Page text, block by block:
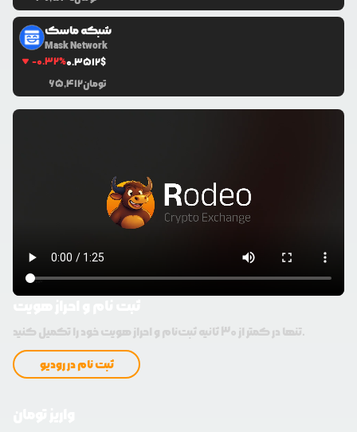
شبکه ماسک
Mask Network
-0.32%0.3512$
65,412تومان
تنها در کمتر از 30 ثانیه ثبت‌نام و احراز هویت خود را تکمیل کنید.
ثبت نام در رودیو